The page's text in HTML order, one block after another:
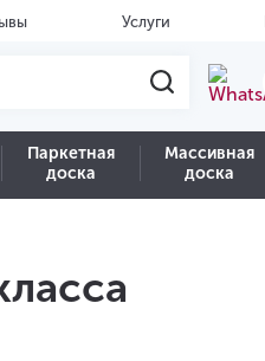
Услуги
Паркетная
доска
Массивная
доска